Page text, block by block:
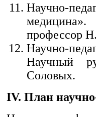
Научно-
профессор
Научно-
Научный
Соловых.
IV. План